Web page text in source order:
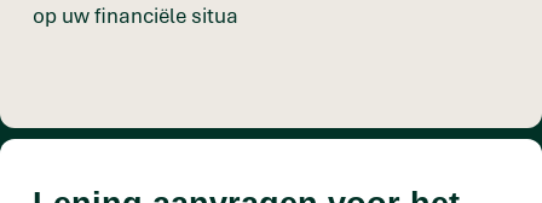
op uw financiële situa